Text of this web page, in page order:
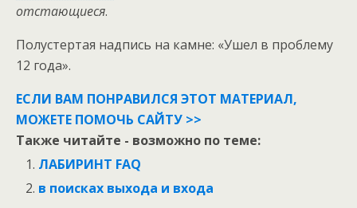
отстающиеся.
Полустертая надпись на камне: «Ушел в проблему
12 года».
ЕСЛИ ВАМ ПОНРАВИЛСЯ ЭТОТ МАТЕРИАЛ,
МОЖЕТЕ ПОМОЧЬ САЙТУ >>
Также читайте - возможно по теме:
ЛАБИРИНТ FAQ
в поисках выхода и входа